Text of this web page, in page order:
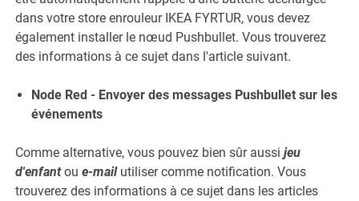
dans votre store enrouleur IKEA FYRTUR, vous devez
également installer le nœud Pushbullet. Vous trouverez
des informations à ce sujet dans l'article suivant.
Node Red - Envoyer des messages Pushbullet sur les
événements
Comme alternative, vous pouvez bien sûr aussijeu
d'enfantoue-mailutiliser comme notification. Vous
trouverez des informations à ce sujet dans les articles